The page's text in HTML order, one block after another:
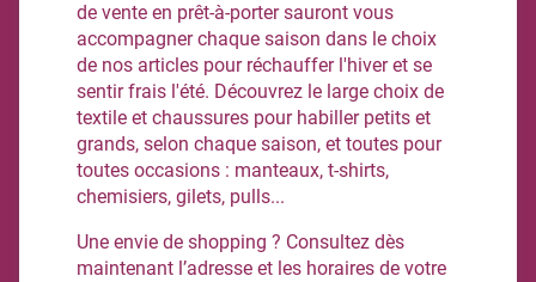
de vente en prêt-à-porter sauront vous
accompagner chaque saison dans le choix
de nos articles pour réchauffer l'hiver et se
sentir frais l'été. Découvrez le large choix de
textile et chaussures pour habiller petits et
grands, selon chaque saison, et toutes pour
toutes occasions : manteaux, t-shirts,
chemisiers, gilets, pulls...
Une envie de shopping ? Consultez dès
maintenant l’adresse et les horaires de votre